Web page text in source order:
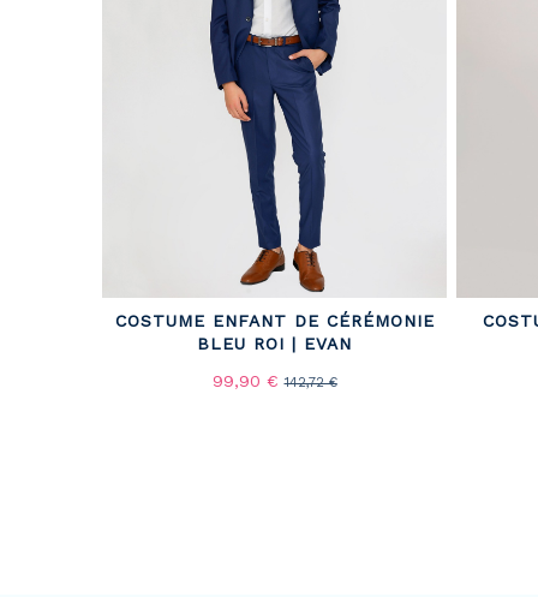
COSTUME ENFANT DE CÉRÉMONIE
BLEU ROI | EVAN
99,90 €142,72 €